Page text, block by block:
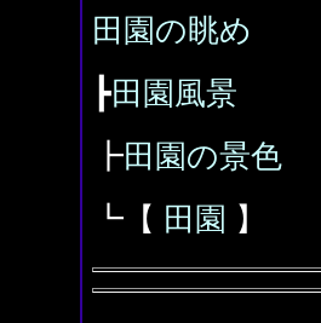
田園の眺め
┣田園風景
┣田園の景色
┗【 田園 】